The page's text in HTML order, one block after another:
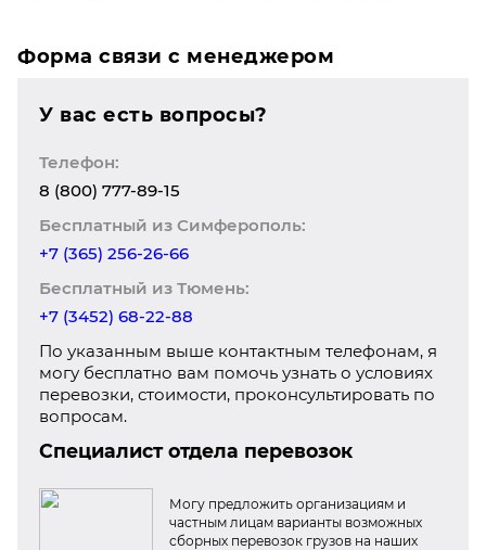
Форма связи с менеджером
У вас есть вопросы?
Телефон:
8 (800) 777-89-15
Бесплатный из Симферополь:
+7 (365) 256-26-66
Бесплатный из Тюмень:
+7 (3452) 68-22-88
По указанным выше контактным телефонам, я
могу бесплатно вам помочь узнать о условиях
перевозки, стоимости, проконсультировать по
вопросам.
Специалист отдела перевозок
Могу предложить организациям и
частным лицам варианты возможных
сборных перевозок грузов на наших